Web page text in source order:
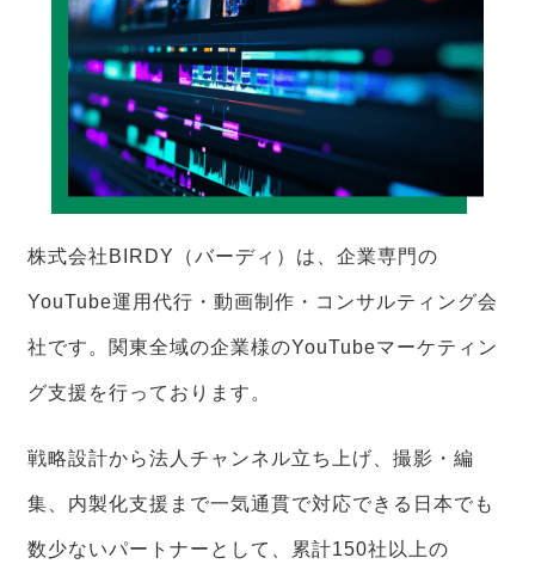
株式会社BIRDY（バーディ）は、企業専門の
YouTube運用代行・動画制作・コンサルティング会
社です。関東全域の企業様のYouTubeマーケティン
グ支援を行っております。
戦略設計から法人チャンネル立ち上げ、撮影・編
集、内製化支援まで一気通貫で対応できる日本でも
数少ないパートナーとして、累計150社以上の